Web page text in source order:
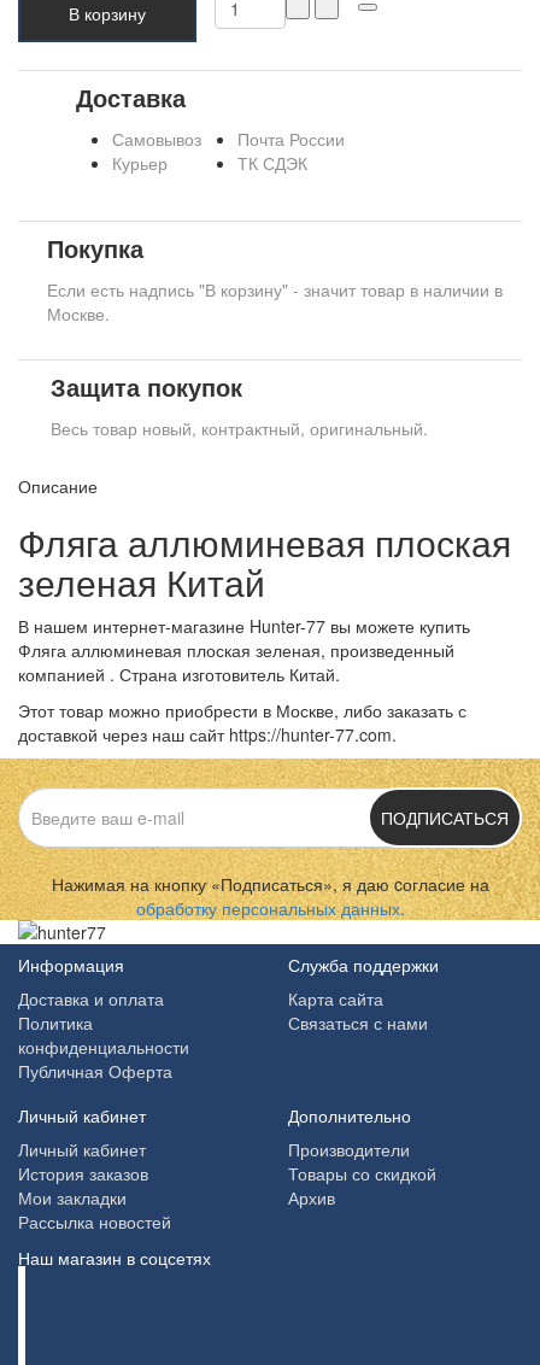
В корзину
Доставка
Самовывоз
Курьер
Почта России
ТК СДЭК
Покупка
Если есть надпись "В корзину" - значит товар в наличии в
Москве.
Защита покупок
Весь товар новый, контрактный, оригинальный.
Описание
Фляга аллюминевая плоская
зеленая Китай
В нашем интернет-магазине Hunter-77 вы можете купить
Фляга аллюминевая плоская зеленая, произведенный
компанией . Страна изготовитель Китай.
Этот товар можно приобрести в Москве, либо заказать с
доставкой через наш сайт https://hunter-77.com.
ПОДПИСАТЬСЯ
Нажимая на кнопку «Подписаться», я даю cогласие на
обработку персональных данных.
Информация
Доставка и оплата
Политика
конфиденциальности
Публичная Оферта
Служба поддержки
Карта сайта
Связаться с нами
Личный кабинет
Личный кабинет
История заказов
Мои закладки
Рассылка новостей
Дополнительно
Производители
Товары со скидкой
Архив
Наш магазин в соцсетях